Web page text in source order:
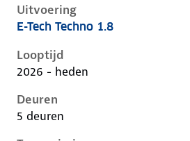
Uitvoering
Renault Clio vi, 1.8, 116 kW,
E-Tech Techno 1.8
Looptijd
2026 - heden
Deuren
5 deuren